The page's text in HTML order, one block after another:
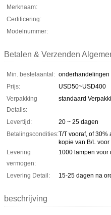
Merknaam:
Certificering:
Modelnummer:
Betalen & Verzenden
Min. bestelaantal: onderhandelingen
Prijs:
USD50~USD400
Verpakking
Details:
standaard
Levertijd:
20 ~ 25 dagen
Betalingscondities:T/T vooraf, of
kopie van B/L
Levering
vermogen:
1000 lampen voor
Levering Detail: 15-25 dagen na
beschrijving